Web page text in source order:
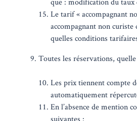
Le tarif « accompagnant
accompagnant non
quelles conditions
9. Toutes les réservations,
Les prix tiennent compte
automatiquement
En l’absence de mention
suivantes :